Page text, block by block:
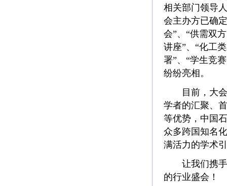
相关部门领导
会主办方已确
会”、“供需双
讲座”、“化工
署”、“学生竞
纷纷亮相。
目前，大会
学者的汇聚、
等优势，中国
众多跨国知名
满活力的学术
让我们携手
的行业盛会！